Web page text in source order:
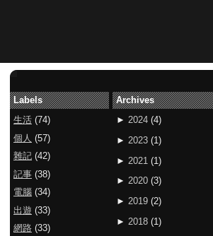
Archives
► 2024 (4)
► 2023 (1 )
► 2021 (1)
► 2020 (3)
► 2019 (2)
► 2018 (1 )
Labels
生活 (74)
個人 (57)
雜記 (42)
記事 (38)
電腦 (34)
出遊 (33)
網路 (33)